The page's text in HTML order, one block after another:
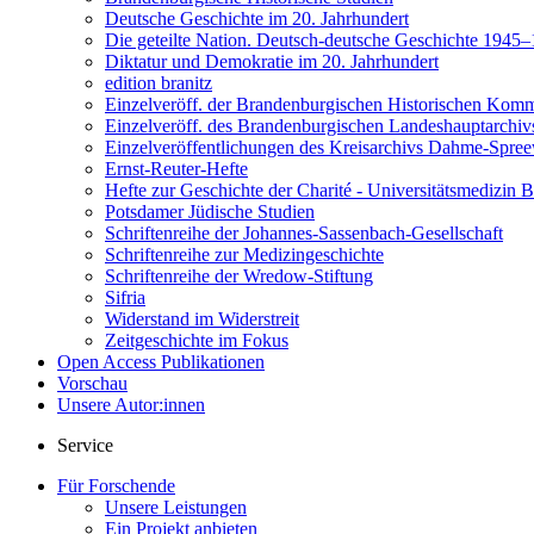
Deutsche Geschichte im 20. Jahrhundert
Die geteilte Nation. Deutsch-deutsche Geschichte
Diktatur und Demokratie im 20. Jahrhundert
edition branitz
Einzelveröff. der Brandenburgischen Historischen
Einzelveröff. des Brandenburgischen
Einzelveröffentlichungen des Kreisarchivs Dahme-
Ernst-Reuter-Hefte
Hefte zur Geschichte der Charité - Universitätsmedizin
Potsdamer Jüdische Studien
Schriftenreihe der Johannes-Sassenbach-Gesellschaft
Schriftenreihe zur Medizingeschichte
Schriftenreihe der Wredow-Stiftung
Sifria
Widerstand im Widerstreit
Zeitgeschichte im Fokus
Open Access Publikationen
Vorschau
Unsere Autor:innen
Service
Für Forschende
Unsere Leistungen
Ein Projekt anbieten